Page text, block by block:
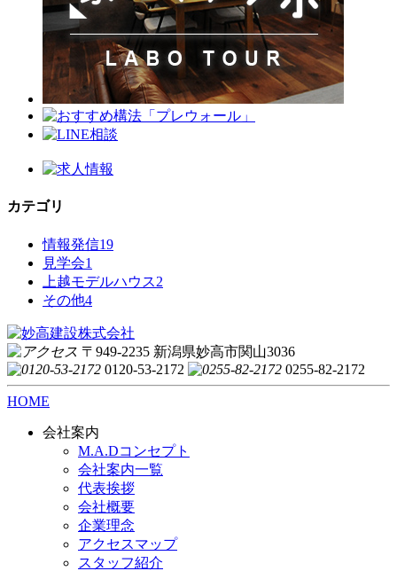
カテゴリ
情報発信19
見学会1
上越モデルハウス2
その他4
〒949-2235 新潟県妙高市関山3036
0120-53-2172
0255-82-2172
HOME
会社案内
M.A.Dコンセプト
会社案内一覧
代表挨拶
会社概要
企業理念
アクセスマップ
スタッフ紹介